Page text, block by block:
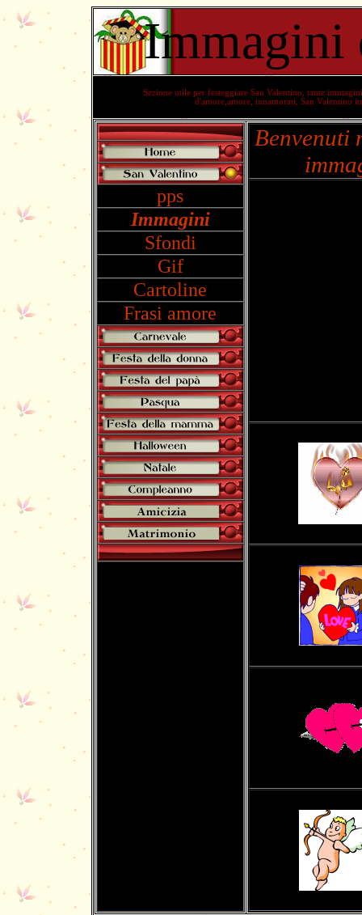
Immagini
Sezione utile per festeggiare San Valentino, tante
d'amore,amore, innamorati, San Valentino
pps
Immagini
Sfondi
Gif
Cartoline
Frasi amore
Benvenuti